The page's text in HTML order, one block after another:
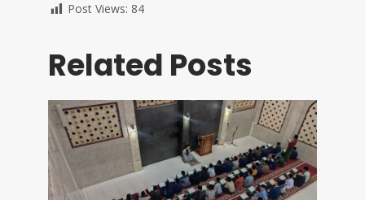
Post Views: 84
Related Posts